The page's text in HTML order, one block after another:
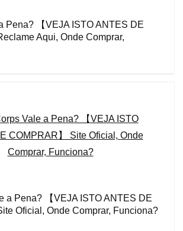
Pena? 【VEJA ISTO ANTES DE
Aqui, Onde Comprar,
a Pena? 【VEJA ISTO ANTES DE
Oficial, Onde Comprar, Funciona?